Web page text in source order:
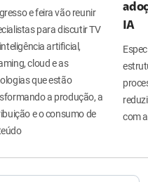
e feira vão reunir
para discutir TV
artificial,
cloud e as
que estão
a produção, a
e o consumo de
IA
com